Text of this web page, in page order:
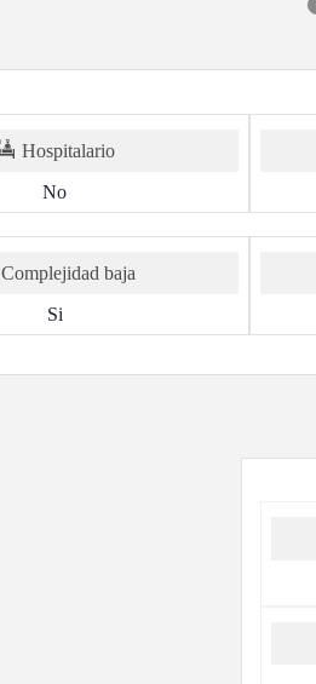
Hospitalario
No
Complejidad baja
Si